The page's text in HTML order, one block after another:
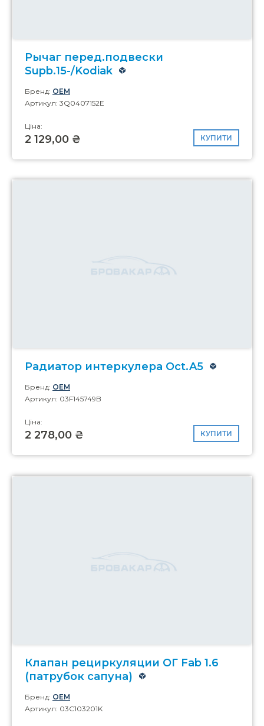
Рычаг перед.подвески
Supb.15-/Kodiak
Бренд: OEM
Артикул: 3Q0407152E
Ціна:
2 129,00 ₴ КУПИТИ
Радиатор интеркулера Oct.A5
Бренд: OEM
Артикул: 03F145749B
Ціна:
2 278,00 ₴ КУПИТИ
Клапан рециркуляции ОГ Fab 1.6
(патрубок сапуна)
Бренд: OEM
Артикул: 03C103201K